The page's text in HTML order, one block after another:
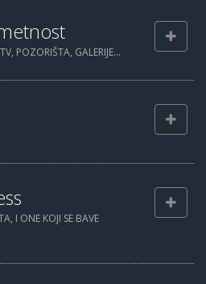
POZORIŠTA, GALERIJE...
I ONE KOJI SE BAVE